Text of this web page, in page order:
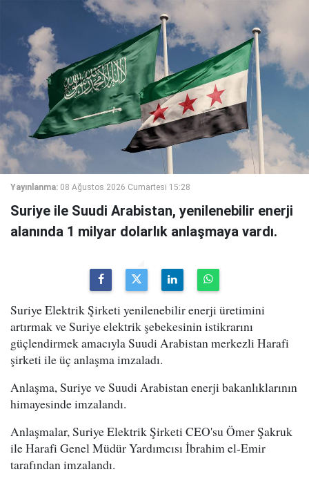
Yayınlanma: 08 Ağustos 2026 Cumartesi 15:28
Suriye ile Suudi Arabistan, yenilenebilir enerji
alanında 1 milyar dolarlık anlaşmaya vardı.
Suriye Elektrik Şirketi yenilenebilir enerji üretimini
artırmak ve Suriye elektrik şebekesinin istikrarını
güçlendirmek amacıyla Suudi Arabistan merkezli Harafi
şirketi ile üç anlaşma imzaladı.
Anlaşma, Suriye ve Suudi Arabistan enerji bakanlıklarının
himayesinde imzalandı.
Anlaşmalar, Suriye Elektrik Şirketi CEO'su Ömer Şakruk
ile Harafi Genel Müdür Yardımcısı İbrahim el-Emir
tarafından imzalandı.